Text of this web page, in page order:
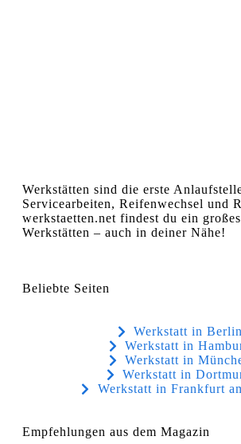
Werkstätten sind die erste
Servicearbeiten, Reifenwechsel und
werkstaetten.net findest du ein
Werkstätten – auch in deiner Nähe!
Beliebte Seiten
Werkstatt in Berlin
Werkstatt in
Werkstatt in
Werkstatt in
Werkstatt in Frankfurt
Empfehlungen aus dem Magazin